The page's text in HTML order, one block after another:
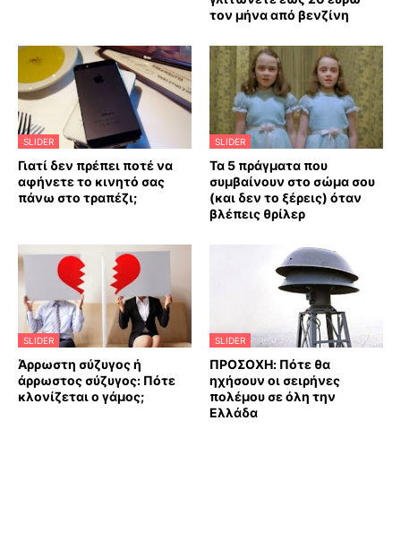
τον μήνα από βενζίνη
SLIDER
Γιατί δεν πρέπει ποτέ να
αφήνετε το κινητό σας
πάνω στο τραπέζι;
SLIDER
Τα 5 πράγματα που
συμβαίνουν στο σώμα σου
(και δεν το ξέρεις) όταν
βλέπεις θρίλερ
SLIDER
Άρρωστη σύζυγος ή
άρρωστος σύζυγος: Πότε
κλονίζεται ο γάμος;
SLIDER
ΠΡΟΣΟΧΗ: Πότε θα
ηχήσουν οι σειρήνες
πολέμου σε όλη την
Ελλάδα